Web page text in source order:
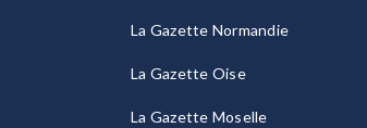
La Gazette Normandie
La Gazette Oise
La Gazette Moselle